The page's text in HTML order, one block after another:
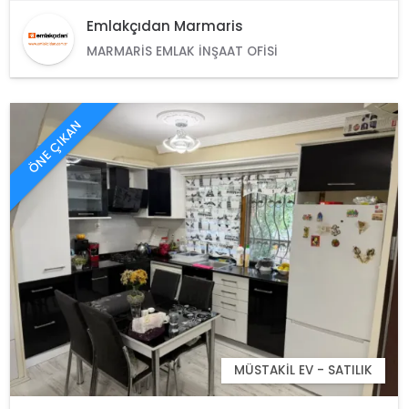
Emlakçıdan Marmaris
MARMARIS EMLAK İNŞAAT OFISI
ÖNE ÇIKAN
MÜSTAKIL EV - SATILIK